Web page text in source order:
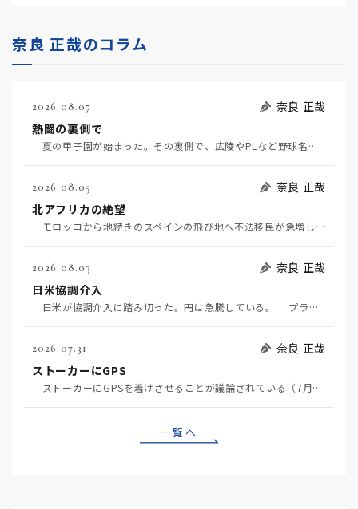
奈良 正哉のコラム
2026.08.07
奈良 正哉
熱闘の裏側で
夏の甲子園が始まった。その裏側で、広陵やPLなど野球名門校（だった）の不祥事のその後について、「熱…
2026.08.05
奈良 正哉
北アフリカの絶望
モロッコから地続きのスペインの飛び地へ不法移民が急増していて、当地の大問題となっている。「海を泳い…
2026.08.03
奈良 正哉
日米協調介入
日米が協調介入に踏み切った。円は急騰している。 プラザ合意以降、協調介入は為替相場の転機になって…
2026.07.31
奈良 正哉
ストーカーにGPS
ストーカーにGPSを着けさせることが議論されている（7月29日日経）。反対派は「ストーカーにも人権…
一覧へ